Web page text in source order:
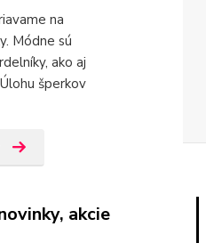
na
Módne sú
ako aj
šperkov
akcie